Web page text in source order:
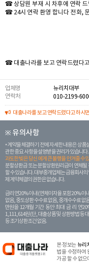
☎ 상담원 부재 시 차후에 연락 드
☎ 24시 연락 환영 합니다 전화,
☎ 대출나라를 보고 연락드렸다
업체명
뉴리치대부
연락처
010-2199-
대출나라를 보고 연락드렸다고 하시
※ 유의사항
계약을 체결하기 전에 자세한 내용은 상품
관한 중요 사항을 설명받을 권리가 있습니
과도한 빚은 당신 에게 큰 불행을 안겨줄 수
분할상환금 또는 분할상환원리금이 연체
할 수 있습니다. 대부중개업체는 금융회사
제 계약체결의 권한은 없습니다.
금리 연20% 이내 (연체이자율 포함 20% 이
없음, 중도상환 수수료 없음, 중개수수료 없
만원을 12개월 기간 동안 최대 금 리 연
1,111,614원 (단, 대출상품 및 상환방법 등
등 조기상환조건 없음.
본 정보는 뉴리
법을 수정하여
가공 할 수 없